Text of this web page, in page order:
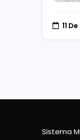
11
Sistema